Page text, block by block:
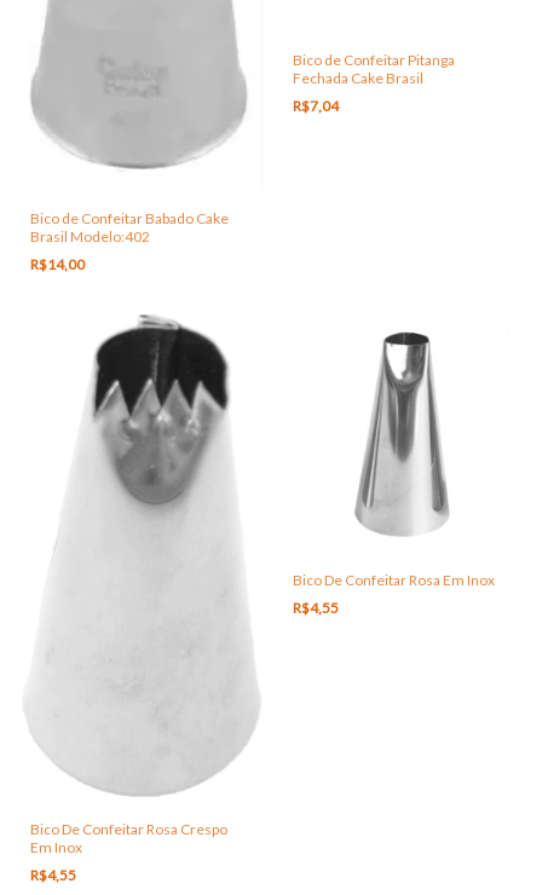
Bico de Confeitar Babado Cake
Brasil Modelo:402
R$14,00
Bico de Confeitar Pitanga
Fechada Cake Brasil
R$7,04
Bico De Confeitar Rosa Crespo
Em Inox
R$4,55
Bico De Confeitar Rosa Em Inox
R$4,55